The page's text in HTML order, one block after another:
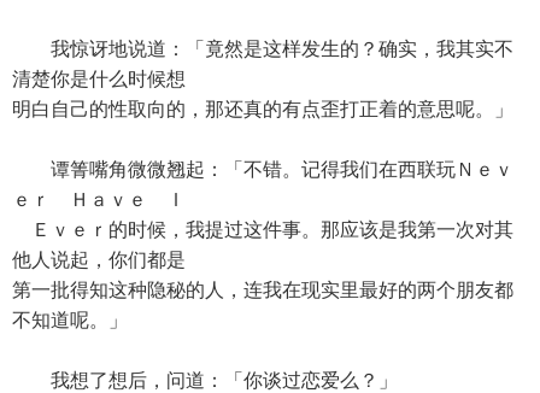
我惊讶地说道：「竟然是这样发生的？确实，我其实不
清楚你是什么时候想
明白自己的性取向的，那还真的有点歪打正着的意思呢。」
谭箐嘴角微微翘起：「不错。记得我们在西联玩Ｎｅｖ
ｅｒ Ｈａｖｅ Ｉ
Ｅｖｅｒ的时候，我提过这件事。那应该是我第一次对其
他人说起，你们都是
第一批得知这种隐秘的人，连我在现实里最好的两个朋友都
不知道呢。」
我想了想后，问道：「你谈过恋爱么？」